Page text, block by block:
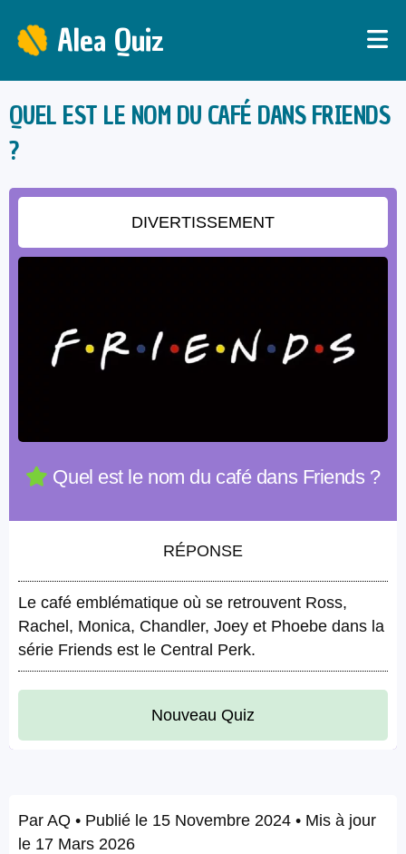
Alea Quiz
QUEL EST LE NOM DU CAFÉ DANS FRIENDS
?
DIVERTISSEMENT
Quel est le nom du café dans Friends ?
RÉPONSE
Le café emblématique où se retrouvent Ross,
Rachel, Monica, Chandler, Joey et Phoebe dans la
série Friends est le Central Perk.
Nouveau Quiz
Par AQ • Publié le 15 Novembre 2024 • Mis à jour
le 17 Mars 2026